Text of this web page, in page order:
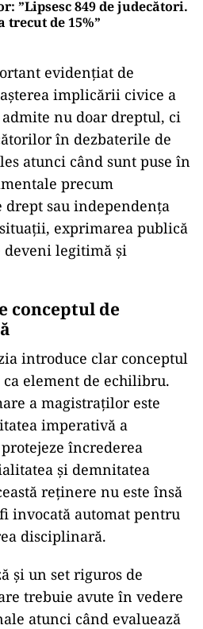
”Lipsesc 849 de judecători.
trecut de 15%”
evidențiat de
implicării civice a
nu doar dreptul, ci
în dezbaterile de
atunci când sunt puse în
precum
drept sau independența
exprimarea publică
deveni legitimă și
conceptul de
introduce clar conceptul
element de echilibru.
a magistraților este
imperativă a
încrederea
și demnitatea
reținere nu este însă
invocată automat pentru
disciplinară.
și un set riguros de
trebuie avute în vedere
atunci când evaluează